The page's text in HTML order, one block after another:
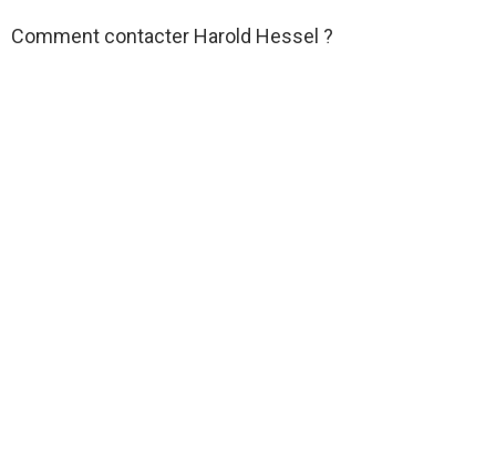
Comment contacter Harold Hessel ?